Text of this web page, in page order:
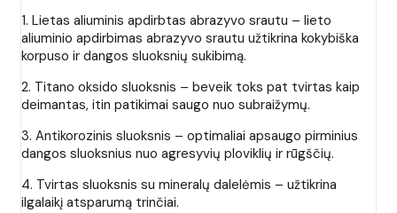
1. Lietas aliuminis apdirbtas abrazyvo srautu – lieto
aliuminio apdirbimas abrazyvo srautu užtikrina kokybiška
korpuso ir dangos sluoksnių sukibimą.
2. Titano oksido sluoksnis – beveik toks pat tvirtas kaip
deimantas, itin patikimai saugo nuo subraižymų.
3. Antikorozinis sluoksnis – optimaliai apsaugo pirminius
dangos sluoksnius nuo agresyvių ploviklių ir rūgščių.
4. Tvirtas sluoksnis su mineralų dalelėmis – užtikrina
ilgalaikį atsparumą trinčiai.